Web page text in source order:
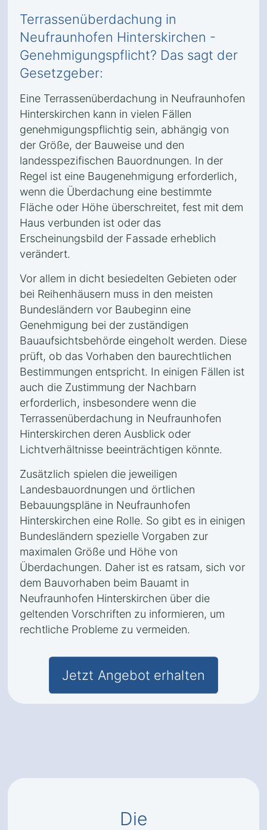
Terrassenüberdachung in
Neufraunhofen Hinterskirchen -
Genehmigungspflicht? Das sagt der
Gesetzgeber:
Eine Terrassenüberdachung in Neufraunhofen
Hinterskirchen kann in vielen Fällen
genehmigungspflichtig sein, abhängig von
der Größe, der Bauweise und den
landesspezifischen Bauordnungen. In der
Regel ist eine Baugenehmigung erforderlich,
wenn die Überdachung eine bestimmte
Fläche oder Höhe überschreitet, fest mit dem
Haus verbunden ist oder das
Erscheinungsbild der Fassade erheblich
verändert.
Vor allem in dicht besiedelten Gebieten oder
bei Reihenhäusern muss in den meisten
Bundesländern vor Baubeginn eine
Genehmigung bei der zuständigen
Bauaufsichtsbehörde eingeholt werden. Diese
prüft, ob das Vorhaben den baurechtlichen
Bestimmungen entspricht. In einigen Fällen ist
auch die Zustimmung der Nachbarn
erforderlich, insbesondere wenn die
Terrassenüberdachung in Neufraunhofen
Hinterskirchen deren Ausblick oder
Lichtverhältnisse beeinträchtigen könnte.
Zusätzlich spielen die jeweiligen
Landesbauordnungen und örtlichen
Bebauungspläne in Neufraunhofen
Hinterskirchen eine Rolle. So gibt es in einigen
Bundesländern spezielle Vorgaben zur
maximalen Größe und Höhe von
Überdachungen. Daher ist es ratsam, sich vor
dem Bauvorhaben beim Bauamt in
Neufraunhofen Hinterskirchen über die
geltenden Vorschriften zu informieren, um
rechtliche Probleme zu vermeiden.
Jetzt Angebot erhalten
Die